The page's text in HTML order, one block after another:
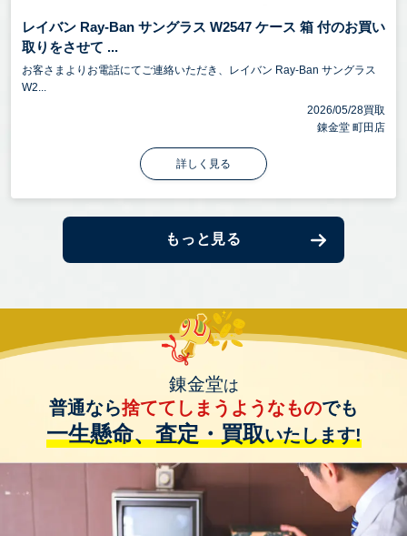
レイバン Ray-Ban サングラス W2547 ケース 箱 付のお買い
取りをさせて ...
お客さまよりお電話にてご連絡いただき、レイバン Ray-Ban サングラス
W2...
2026/05/28買取
錬金堂 町田店
詳しく見る
もっと見る
錬金堂は
普通なら捨ててしまうようなものでも
一生懸命、査定・買取いたします!